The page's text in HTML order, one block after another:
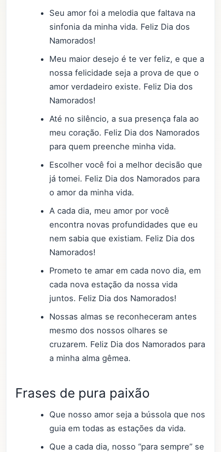
Seu amor foi a melodia que faltava na
sinfonia da minha vida. Feliz Dia dos
Namorados!
Meu maior desejo é te ver feliz, e que a
nossa felicidade seja a prova de que o
amor verdadeiro existe. Feliz Dia dos
Namorados!
Até no silêncio, a sua presença fala ao
meu coração. Feliz Dia dos Namorados
para quem preenche minha vida.
Escolher você foi a melhor decisão que
já tomei. Feliz Dia dos Namorados para
o amor da minha vida.
A cada dia, meu amor por você
encontra novas profundidades que eu
nem sabia que existiam. Feliz Dia dos
Namorados!
Prometo te amar em cada novo dia, em
cada nova estação da nossa vida
juntos. Feliz Dia dos Namorados!
Nossas almas se reconheceram antes
mesmo dos nossos olhares se
cruzarem. Feliz Dia dos Namorados para
a minha alma gêmea.
Frases de pura paixão
Que nosso amor seja a bússola que nos
guia em todas as estações da vida.
Que a cada dia, nosso “para sempre” se